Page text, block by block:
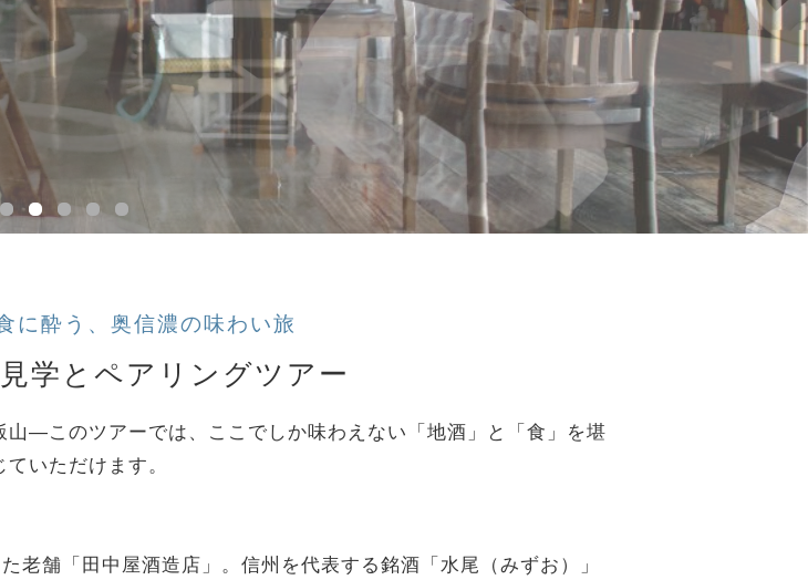
に酔う、奥信濃の味わい旅
学とペアリングツアー
―このツアーでは、ここでしか味わえない「地酒」と「食」を堪
いただけます。
老舗「田中屋酒造店」。信州を代表する銘酒「水尾（みずお）」